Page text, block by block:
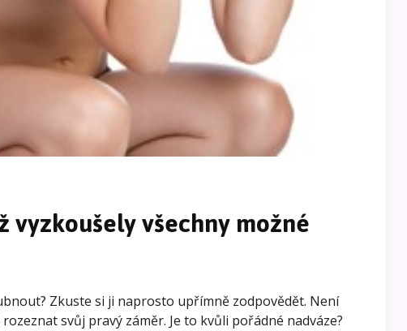
vyzkoušely všechny možné
Zkuste si ji naprosto upřímně zodpovědět. Není
svůj pravý záměr. Je to kvůli pořádné nadváze?